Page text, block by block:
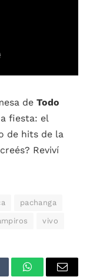
de Todo
fiesta: el
de hits de la
Reviví
pachanga
vivo
WhatsAppEmail